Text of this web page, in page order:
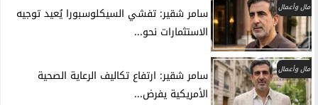
مال وأعمال
سامر شقير: تفشي السيكلوسبورا يُعيد توجيه
الاستثمارات نحو...
مال وأعمال
سامر شقير: ارتفاع تكاليف الرعاية الصحية
الأمريكية يفرض...